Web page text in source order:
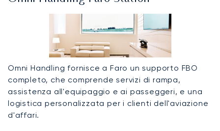
Omni Handling fornisce a Faro un supporto FBO
completo, che comprende servizi di rampa,
assistenza all'equipaggio e ai passeggeri, e una
logistica personalizzata per i clienti dell'aviazione
d'affari.